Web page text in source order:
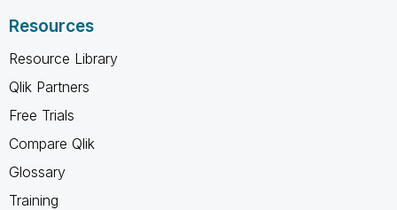
Resources
Resource Library
Qlik Partners
Free Trials
Compare Qlik
Glossary
Training